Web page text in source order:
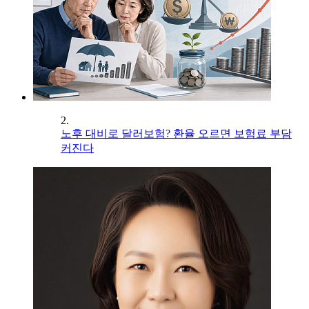
2.
노후 대비로 달러보험? 환율 오르면 보험료 부담
커진다